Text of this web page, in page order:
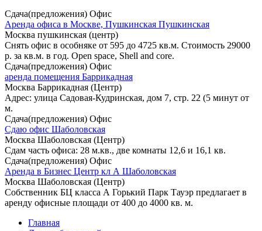
Сдача(предложения) Офис
Аренда офиса в Москве, Пушкинская Пушкинская
Москва пушкинская (центр)
Снять офис в особняке от 595 до 4725 кв.м. Стоимость 29000
р. за кв.м. в год. Open space, Shell and core.
Сдача(предложения) Офис
аренда помещения Баррикадная
Москва Баррикадная (Центр)
Адрес: улица Садовая-Кудринская, дом 7, стр. 22 (5 минут от
м.
Сдача(предложения) Офис
Cдаю офис Шаболовская
Москва Шаболовская (Центр)
Сдам часть офиса: 28 м.кв., две комнаты 12,6 и 16,1 кв.
Сдача(предложения) Офис
Аренда в Бизнес Центр кл А Шаболовская
Москва Шаболовская (Центр)
Собственник БЦ класса А Горький Парк Тауэр предлагает в
аренду офисные площади от 400 до 4000 кв. м.
Главная